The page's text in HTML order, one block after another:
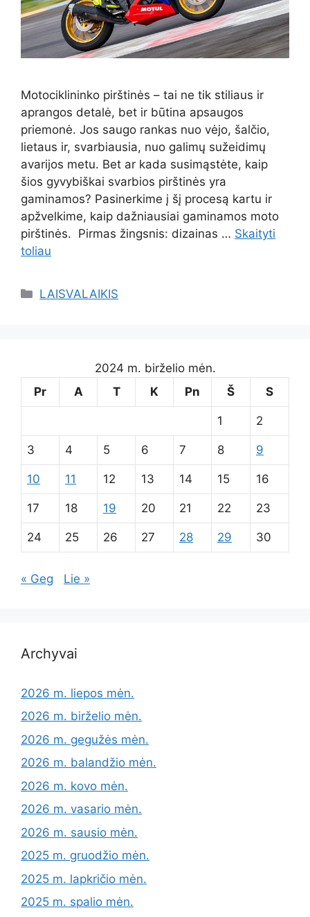
Motociklininko pirštinės – tai ne tik stiliaus ir
aprangos detalė, bet ir būtina apsaugos
priemonė. Jos saugo rankas nuo vėjo, šalčio,
lietaus ir, svarbiausia, nuo galimų sužeidimų
avarijos metu. Bet ar kada susimąstėte, kaip
šios gyvybiškai svarbios pirštinės yra
gaminamos? Pasinerkime į šį procesą kartu ir
apžvelkime, kaip dažniausiai gaminamos moto
pirštinės. Pirmas žingsnis: dizainas … Skaityti
toliau
Kategorijos
LAISVALAIKIS
2024 m. birželio mėn.
Pr
A T K Pn Š S
1 2
3 4 5 6 7 8 9
10 11 12 13 14 15 16
17 18 19 20 21 22 23
24 25 26 27 28 29 30
« Geg Lie »
Archyvai
2026 m. liepos mėn.
2026 m. birželio mėn.
2026 m. gegužės mėn.
2026 m. balandžio mėn.
2026 m. kovo mėn.
2026 m. vasario mėn.
2026 m. sausio mėn.
2025 m. gruodžio mėn.
2025 m. lapkričio mėn.
2025 m. spalio mėn.